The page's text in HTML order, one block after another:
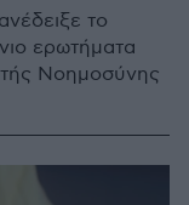
το
ερωτήματα
Νοημοσύνης